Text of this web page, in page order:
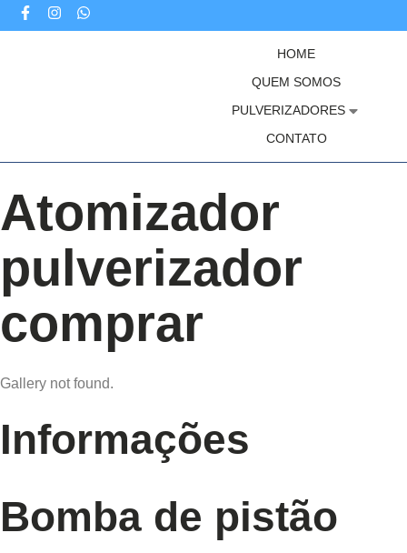
HOME
QUEM SOMOS
PULVERIZADORES
CONTATO
Atomizador
pulverizador
comprar
Gallery not found.
Informações
Bomba de pistão